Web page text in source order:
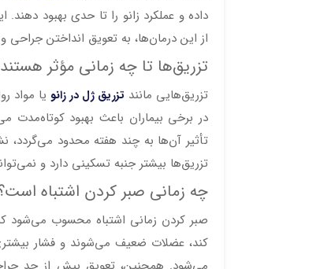
داده و عملکرد زانو را تا حدی بهبود
از این درمان‌ها، به تعویق انداختن
تزریق‌ها تا چه زمانی مؤثر
تزریق‌هایی مانند تزریق ژل در زانو یا مواد
در برخی بیماران باعث بهبود کوتاه‌مدت
تأثیر آن‌ها به چند هفته محدود
تزریق‌ها بیشتر جنبه تسکینی دارد و
چه زمانی صبر کردن اشتباه
صبر کردن زمانی اشتباه محسوب می‌شود که
کند، عضلات ضعیف می‌شوند و فشار